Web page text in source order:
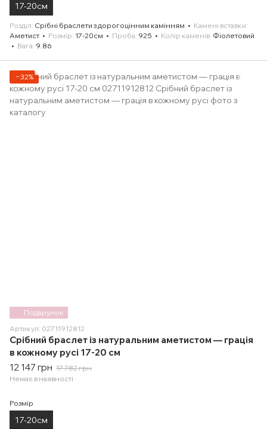
17-20см
Розділ Срібні браслети з дорогоцінним камінням
Камені вставки
Аметист
Розмір 17-20см Проба 925 Колір каменів Фіолетовий
Вага 9.86
Подарунок
−32%
Артикул: 02711912812
Срібний браслет із натуральним аметистом — грація
в кожному русі 17-20 см
12 147 грн 17 782 грн
Немає в наявності
Розмір
17-20см